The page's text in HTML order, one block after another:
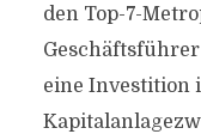
den Top-7-
Geschäftsführer
eine Investition